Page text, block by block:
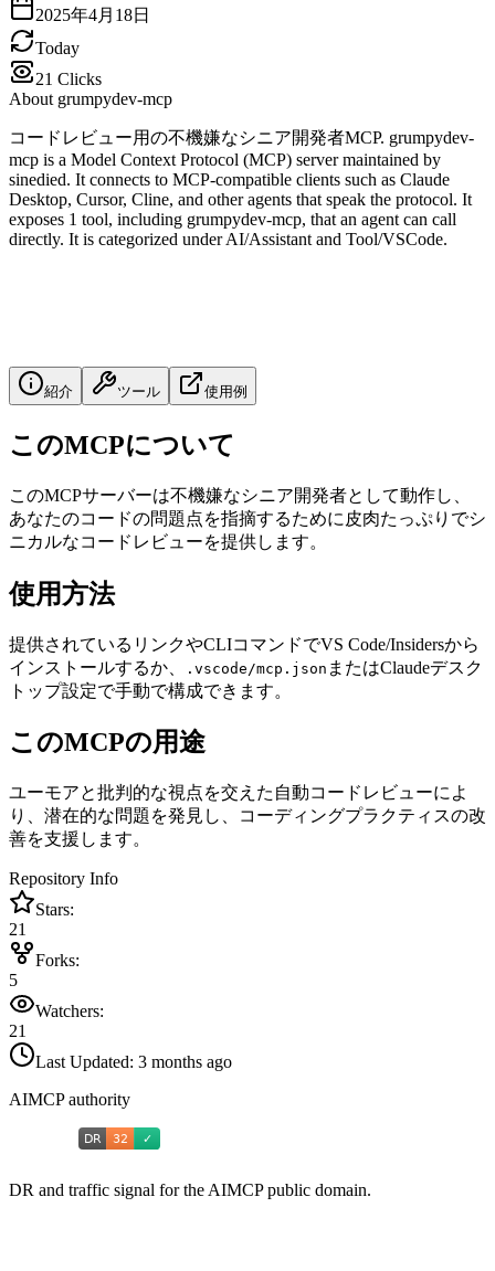
2025年4月18日
Today
21 Clicks
About grumpydev-mcp
コードレビュー用の不機嫌なシニア開発者MCP. grumpydev-
mcp is a Model Context Protocol (MCP) server maintained by
sinedied. It connects to MCP-compatible clients such as Claude
Desktop, Cursor, Cline, and other agents that speak the protocol. It
exposes 1 tool, including grumpydev-mcp, that an agent can call
directly. It is categorized under AI/Assistant and Tool/VSCode.
紹介 ツール 使用例
このMCPについて
このMCPサーバーは不機嫌なシニア開発者として動作し、
あなたのコードの問題点を指摘するために皮肉たっぷりでシ
ニカルなコードレビューを提供します。
使用方法
提供されているリンクやCLIコマンドでVS Code/Insidersから
インストールするか、
.vscode/mcp.json またはClaudeデスク
トップ設定で手動で構成できます。
このMCPの用途
ユーモアと批判的な視点を交えた自動コードレビューによ
り、潜在的な問題を発見し、コーディングプラクティスの改
善を支援します。
Repository Info
Stars:
21
Forks:
5
Watchers:
21
Last Updated: 3 months ago
AIMCP authority
DR and traffic signal for the AIMCP public domain.